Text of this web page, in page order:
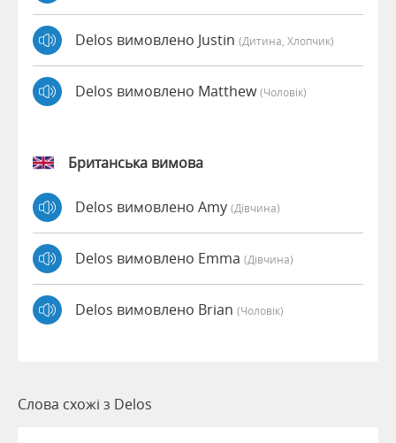
Delos вимовлено Justin (дитина, Хлопчик)
Delos вимовлено Matthew(чоловік)
Британська вимова
Delos вимовлено Amy (дівчина)
Delos вимовлено Emma (дівчина)
Delos вимовлено Brian (чоловік)
Слова схожі з Delos